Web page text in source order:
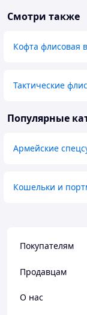
Смотри также
Кофта флисовая
Тактические
Популярные
Армейские
Кошельки и
Покупателям
Продавцам
О нас